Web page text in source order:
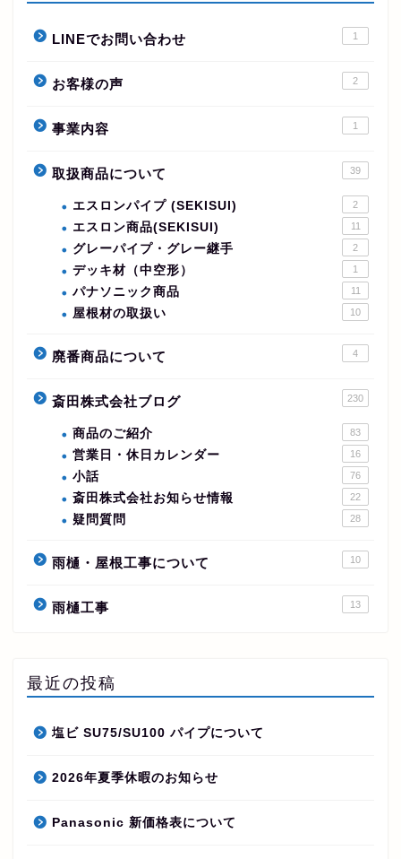
LINEでお問い合わせ 1
お客様の声 2
事業内容 1
取扱商品について 39
エスロンパイプ (SEKISUI) 2
エスロン商品(SEKISUI) 11
グレーパイプ・グレー継手 2
デッキ材（中空形） 1
パナソニック商品 11
屋根材の取扱い 10
廃番商品について 4
斎田株式会社ブログ 230
商品のご紹介 83
営業日・休日カレンダー 16
小話 76
斎田株式会社お知らせ情報 22
疑問質問 28
雨樋・屋根工事について 10
雨樋工事 13
最近の投稿
塩ビ SU75/SU100 パイプについて
2026年夏季休暇のお知らせ
Panasonic 新価格表について